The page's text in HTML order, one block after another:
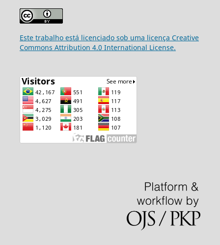
Este trabalho está licenciado sob uma licença Creative
Commons Attribution 4.0 International License.